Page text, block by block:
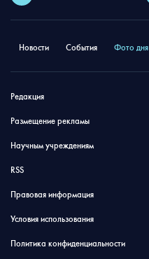
Новости События Фото дня
Редакция
Размещение рекламы
Научным учреждениям
RSS
Правовая информация
Условия использования
Политика конфиденциальности